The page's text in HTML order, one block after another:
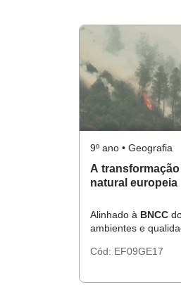
9º ano • Geografia
A
natural europeia
Alinhado à BNCC
ambientes e
Cód: EF09GE17